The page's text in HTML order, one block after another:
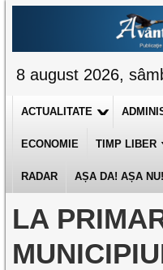
8 august 2026,
ACTUALITATE
ECONOMIE TIMP LIBER
RADAR AȘA DA! AȘA NU!
LA